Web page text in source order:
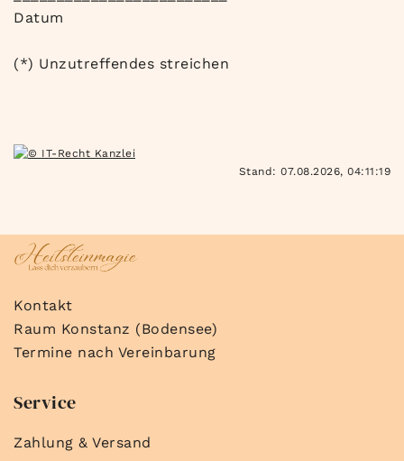
Datum
(*) Unzutreffendes streichen
Stand: 07.08.2026, 04:11:19
Kontakt
Raum Konstanz (Bodensee)
Termine nach Vereinbarung
Service
Zahlung & Versand